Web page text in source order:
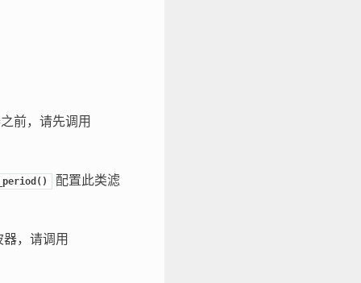
前，请先调用
配置此类滤
，请调用